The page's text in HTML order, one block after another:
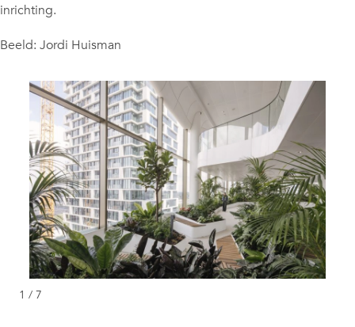
inrichting.
Beeld: Jordi Huisman
1 / 7